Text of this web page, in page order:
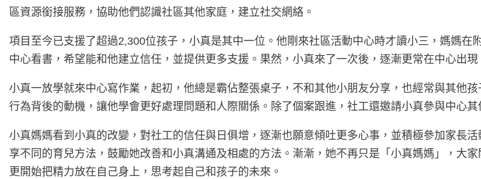
區資源銜接服務，協助他們認識社區其他家庭，建立社交網絡。
項目至今已支援了超過2,300位孩子，小真是其中一位。他剛來社區活動中心時才讀小三，媽媽
中心看書，希望能和他建立信任，並提供更多支援。果然，小真來了一次後，逐漸更常在中心出現
小真一放學就來中心寫作業，起初，他總是霸佔整張桌子，不和其他小朋友分享，也經常與其他
行為背後的動機，讓他學會更好處理問題和人際關係。除了個案跟進，社工還邀請小真參與中心
小真媽媽看到小真的改變，對社工的信任與日俱增，逐漸也願意傾吐更多心事，並積極參加家長
享不同的育兒方法，鼓勵她改善和小真溝通及相處的方法。漸漸，她不再只是「小真媽媽」，大
更開始把精力放在自己身上，思考起自己和孩子的未來。